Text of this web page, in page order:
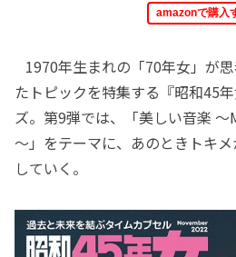
amazonで購入
1970年生まれの「70年女」が
たトピックを特集する『昭和45
ズ。第9弾では、「美しい音楽
～」をテーマに、あのときトキ
していく。